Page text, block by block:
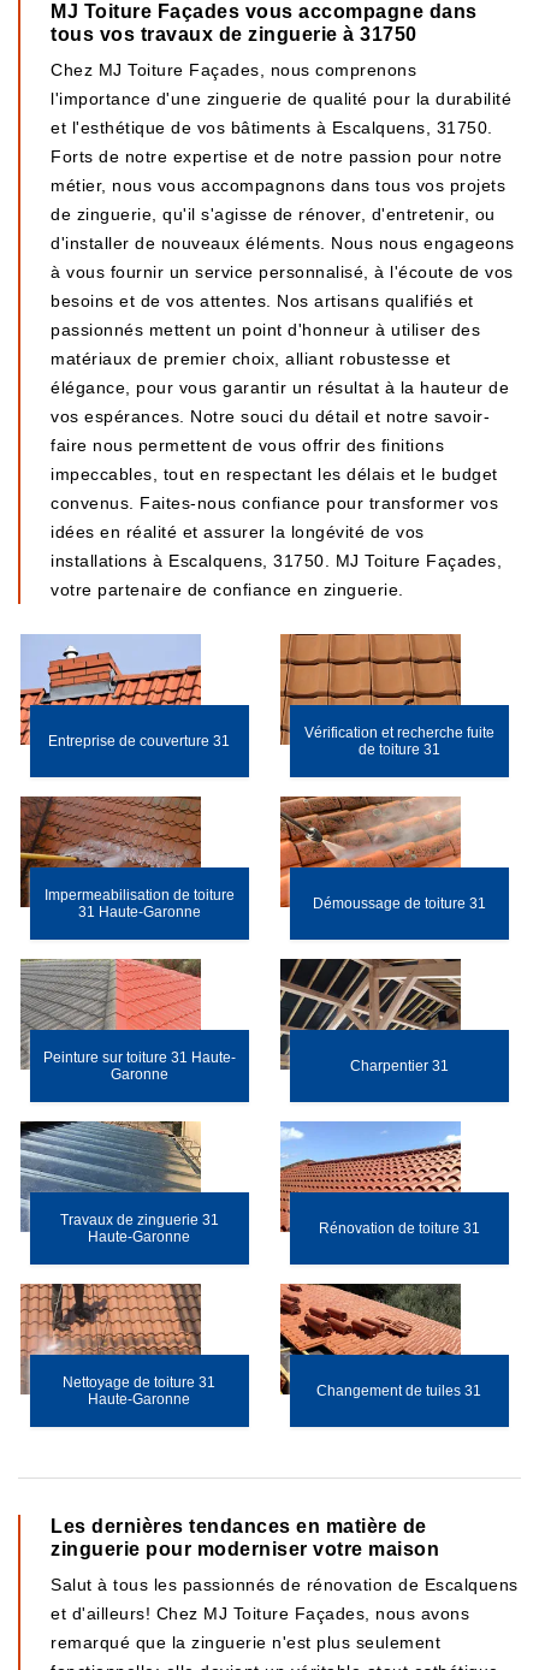
MJ Toiture Façades vous accompagne dans
tous vos travaux de zinguerie à 31750
Chez MJ Toiture Façades, nous comprenons
l'importance d'une zinguerie de qualité pour la durabilité
et l'esthétique de vos bâtiments à Escalquens, 31750.
Forts de notre expertise et de notre passion pour notre
métier, nous vous accompagnons dans tous vos projets
de zinguerie, qu'il s'agisse de rénover, d'entretenir, ou
d'installer de nouveaux éléments. Nous nous engageons
à vous fournir un service personnalisé, à l'écoute de vos
besoins et de vos attentes. Nos artisans qualifiés et
passionnés mettent un point d'honneur à utiliser des
matériaux de premier choix, alliant robustesse et
élégance, pour vous garantir un résultat à la hauteur de
vos espérances. Notre souci du détail et notre savoir-
faire nous permettent de vous offrir des finitions
impeccables, tout en respectant les délais et le budget
convenus. Faites-nous confiance pour transformer vos
idées en réalité et assurer la longévité de vos
installations à Escalquens, 31750. MJ Toiture Façades,
votre partenaire de confiance en zinguerie.
Entreprise de couverture 31
Vérification et recherche fuite
de toiture 31
Impermeabilisation de toiture
31 Haute-Garonne
Démoussage de toiture 31
Peinture sur toiture 31 Haute-
Garonne
Charpentier 31
Travaux de zinguerie 31
Haute-Garonne
Rénovation de toiture 31
Nettoyage de toiture 31
Haute-Garonne
Changement de tuiles 31
Les dernières tendances en matière de
zinguerie pour moderniser votre maison
Salut à tous les passionnés de rénovation de Escalquens
et d'ailleurs! Chez MJ Toiture Façades, nous avons
remarqué que la zinguerie n'est plus seulement